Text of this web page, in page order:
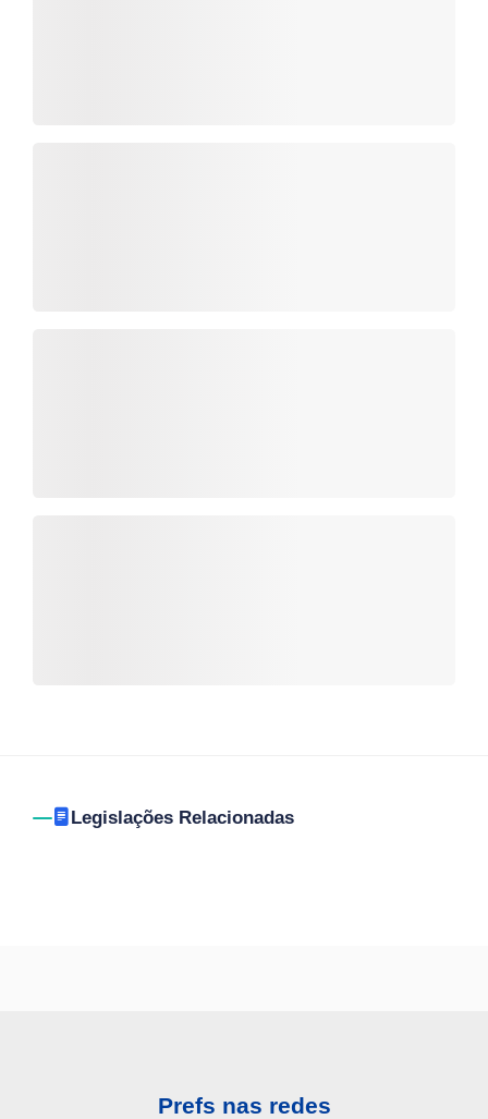
Legislações Relacionadas
Prefs nas redes